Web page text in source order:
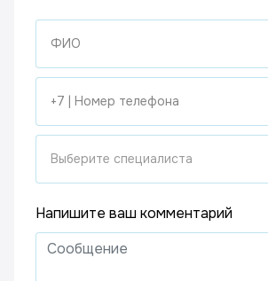
Выберите специалиста
Напишите ваш комментарий